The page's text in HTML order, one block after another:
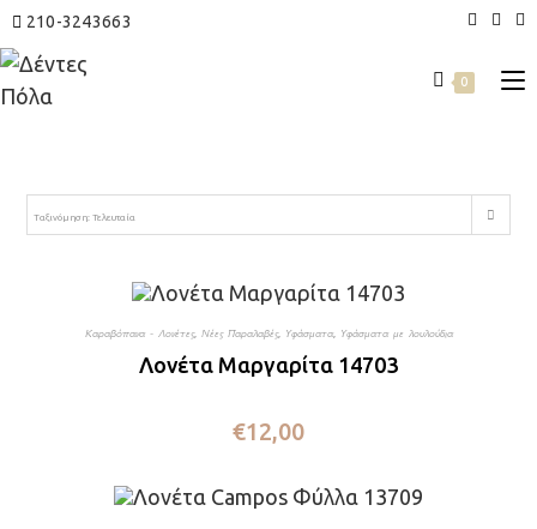
210-3243663
0
Ταξινόμηση: Τελευταία
Καραβόπανα - Λονέτες, Νέες Παραλαβές, Υφάσματα, Υφάσματα με λουλούδια
Λονέτα Μαργαρίτα 14703
€12,00